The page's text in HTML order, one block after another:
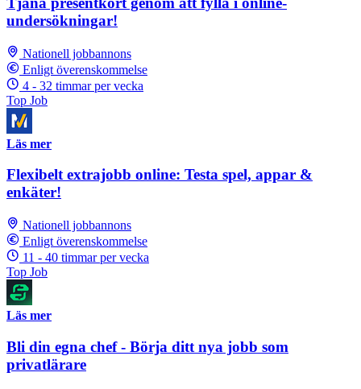
undersökningar!
Nationell jobbannons
Enligt överenskommelse
4 - 32 timmar per vecka
Top Job
Läs mer
Flexibelt extrajobb online: Testa spel, appar &
enkäter!
Nationell jobbannons
Enligt överenskommelse
11 - 40 timmar per vecka
Top Job
Läs mer
Bli din egna chef - Börja ditt nya jobb som
privatlärare